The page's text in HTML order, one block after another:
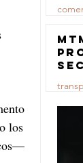
los
23 jul